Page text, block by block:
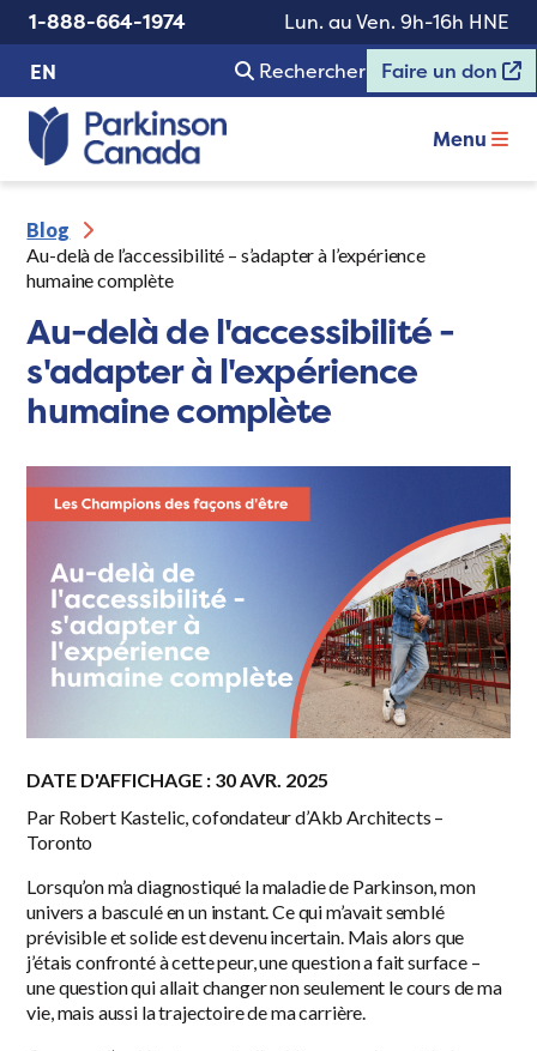
1-888-664-1974
Lun. au Ven. 9h-16h HNE
EN
Rechercher Faire un don
Menu
Blog
Au-delà de l’accessibilité – s’adapter à l’expérience
humaine complète
Au-delà de l'accessibilité -
s'adapter à l'expérience
humaine complète
DATE D'AFFICHAGE : 30 AVR. 2025
Par Robert Kastelic, cofondateur d’Akb Architects –
Toronto
Lorsqu’on m’a diagnostiqué la maladie de Parkinson, mon
univers a basculé en un instant. Ce qui m’avait semblé
prévisible et solide est devenu incertain. Mais alors que
j’étais confronté à cette peur, une question a fait surface –
une question qui allait changer non seulement le cours de ma
vie, mais aussi la trajectoire de ma carrière.